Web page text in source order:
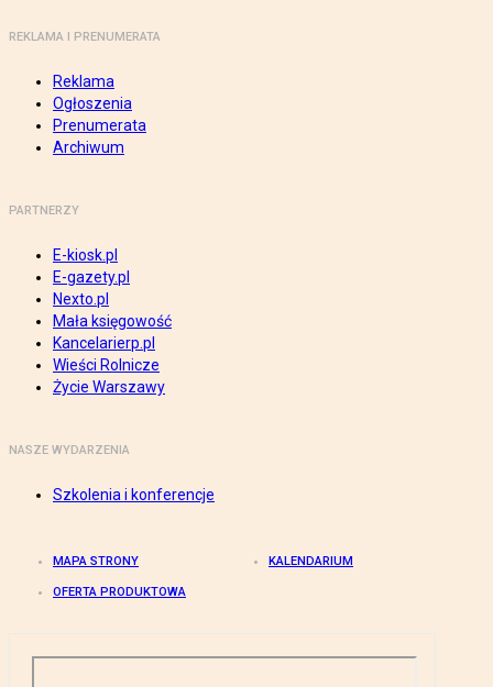
REKLAMA I PRENUMERATA
Reklama
Ogłoszenia
Prenumerata
Archiwum
PARTNERZY
E-kiosk.pl
E-gazety.pl
Nexto.pl
Mała księgowość
Kancelarierp.pl
Wieści Rolnicze
Życie Warszawy
NASZE WYDARZENIA
Szkolenia i konferencje
MAPA STRONY KALENDARIUM
OFERTA PRODUKTOWA